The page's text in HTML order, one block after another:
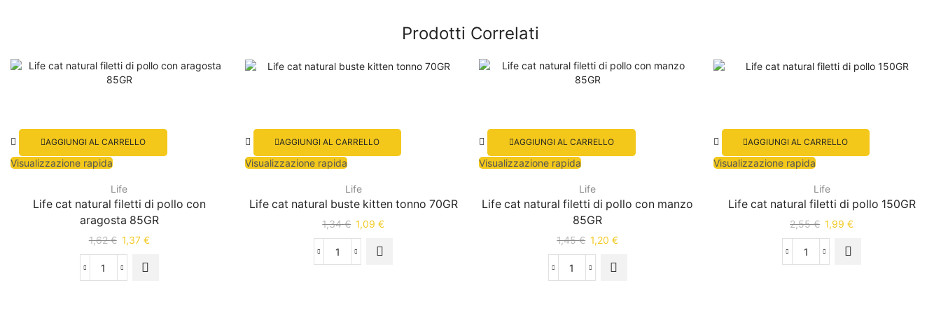
Prodotti Correlati
AGGIUNGI AL CARRELLO
Visualizzazione rapida
Life
Life cat natural filetti di pollo con
aragosta 85GR
1,62€ 1,37 €
AGGIUNGI AL CARRELLO
Visualizzazione rapida
Life
Life cat natural buste kitten tonno 70GR
1,34€ 1,09€
AGGIUNGI AL CARRELLO
Visualizzazione rapida
Life
Life cat natural filetti di pollo con manzo
85GR
1,45€ 1,20€
AGGIUNGI AL CARRELLO
Visualizzazione rapida
Life
Life cat natural filetti di pollo 150GR
2,55€ 1,99€